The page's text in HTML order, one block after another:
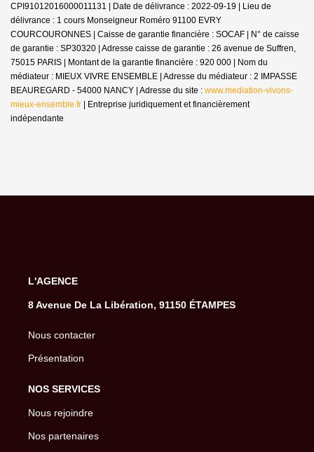
CPI91012016000011131 | Date de délivrance : 2022-09-19 | Lieu de
délivrance : 1 cours Monseigneur Roméro 91100 EVRY
COURCOURONNES | Caisse de garantie financière : SOCAF | N° de caisse
de garantie : SP30320 | Adresse caisse de garantie : 26 avenue de Suffren,
75015 PARIS | Montant de la garantie financière : 920 000 | Nom du
médiateur : MIEUX VIVRE ENSEMBLE | Adresse du médiateur : 2 IMPASSE
BEAUREGARD - 54000 NANCY | Adresse du site : www.mediation-vivons-
mieux-ensemble.fr | Entreprise juridiquement et financièrement
indépendante
L'AGENCE
8 Avenue De La Libération, 91150 ÉTAMPES
Nous contacter
Présentation
NOS SERVICES
Nous rejoindre
Nos partenaires